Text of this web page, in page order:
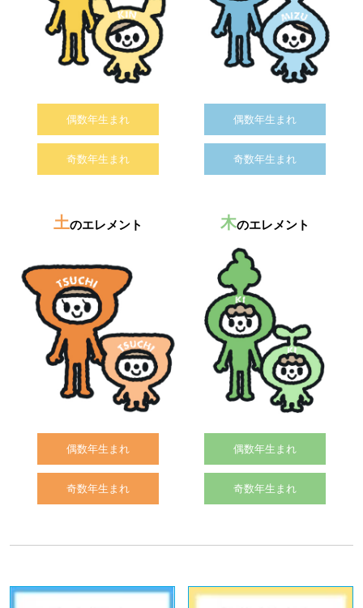
偶数年生まれ
奇数年生まれ
偶数年生まれ
奇数年生まれ
土のエレメント
偶数年生まれ
奇数年生まれ
木のエレメント
偶数年生まれ
奇数年生まれ